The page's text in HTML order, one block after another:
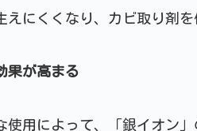
えにくくなり、カビ取り剤
果が高まる
使用によって、「銀イオン